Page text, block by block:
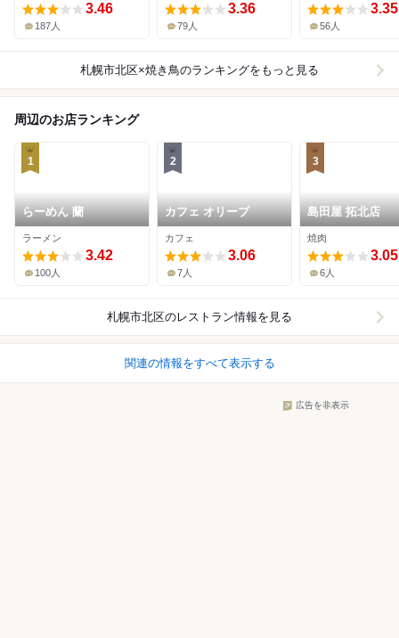
3.46
187人
3.36
79人
3.35
56人
札幌市北区×焼き鳥のランキングをもっと見る
周辺のお店ランキング
1
らーめん 蘭
ラーメン
3.42
100人
2
カフェ オリーブ
カフェ
3.06
7人
3
島田屋 拓北店
焼肉
3.05
6人
札幌市北区のレストラン情報を見る
関連の情報をすべて表示する
広告を非表示